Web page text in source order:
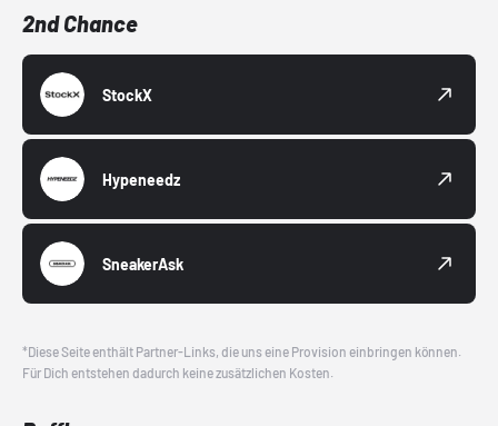
2nd Chance
StockX
Hypeneedz
SneakerAsk
*Diese Seite enthält Partner-Links, die uns eine Provision einbringen können.
Für Dich entstehen dadurch keine zusätzlichen Kosten.